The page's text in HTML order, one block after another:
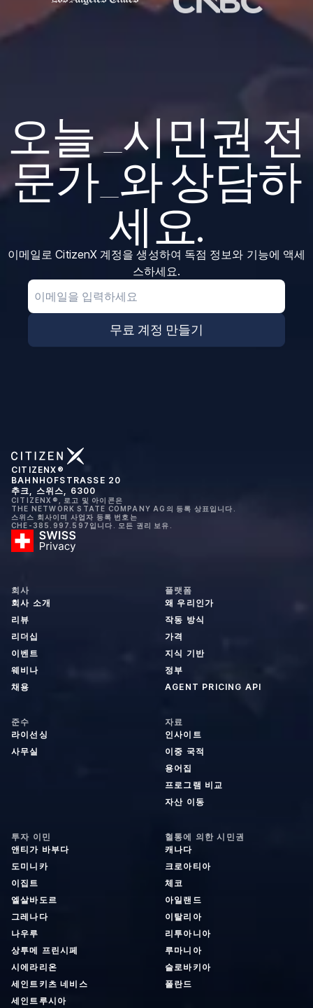
오늘 _시민권 전
문가_와 상담하
세요.
이메일로 CitizenX 계정을 생성하여 독점 정보와 기능에 액세
스하세요.
Email
무료 계정 만들기
CITIZENX®
BAHNHOFSTRASSE 20
추크, 스위스, 6300
CITIZENX®, 로고 및 아이콘은
THE NETWORK STATE COMPANY AG의 등록 상표입니다.
스위스 회사이며 사업자 등록 번호는
CHE-385.997.597입니다. 모든 권리 보유.
회사
회사 소개
리뷰
리더십
이벤트
웨비나
채용
플랫폼
왜 우리인가
작동 방식
가격
지식 기반
정부
AGENT PRICING API
준수
라이선싱
사무실
자료
인사이트
이중 국적
용어집
프로그램 비교
자산 이동
투자 이민
앤티가 바부다
도미니카
이집트
엘살바도르
그레나다
나우루
상투메 프린시페
시에라리온
세인트키츠 네비스
세인트루시아
혈통에 의한 시민권
캐나다
크로아티아
체코
아일랜드
이탈리아
리투아니아
루마니아
슬로바키아
폴란드